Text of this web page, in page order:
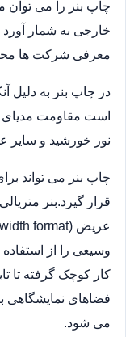
چاپ بنر را می توان
خارجی به شمار آورد
معرفی شرکت ها
در چاپ بنر به دلیل
است مقاومت
نور خورشید و سایر
چاپ بنر می تواند
وسیعی را از
کار کوچک گرفته تا
فضاهای نمایشگاهی
می شود.